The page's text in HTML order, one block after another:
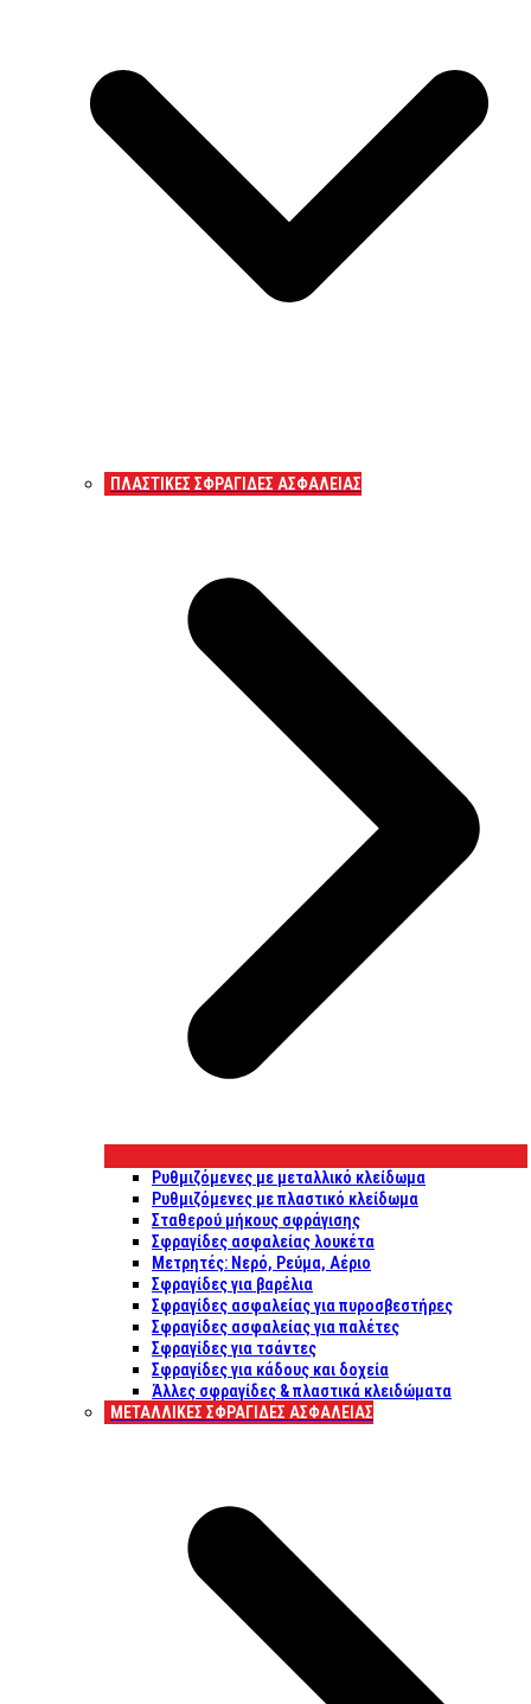
ΠΛΑΣΤΙΚΕΣ ΣΦΡΑΓΙΔΕΣ ΑΣΦΑΛΕΙΑΣ
Ρυθμιζόμενες με μεταλλικό κλείδωμα
Ρυθμιζόμενες με πλαστικό κλείδωμα
Σταθερού μήκους σφράγισης
Σφραγίδες ασφαλείας λουκέτα
Μετρητές: Νερό, Ρεύμα, Αέριο
Σφραγίδες για βαρέλια
Σφραγίδες ασφαλείας για πυροσβεστήρες
Σφραγίδες ασφαλείας για παλέτες
Σφραγίδες για τσάντες
Σφραγίδες για κάδους και δοχεία
Άλλες σφραγίδες & πλαστικά κλειδώματα
ΜΕΤΑΛΛΙΚΕΣ ΣΦΡΑΓΙΔΕΣ ΑΣΦΑΛΕΙΑΣ